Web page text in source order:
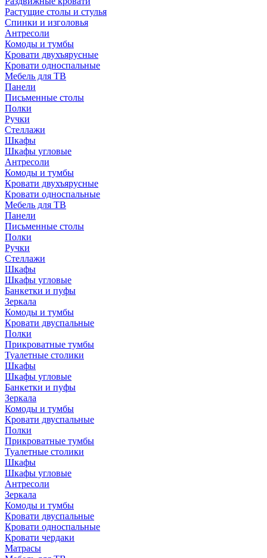
Растущие столы и стулья
Спинки и изголовья
Антресоли
Комоды и тумбы
Кровати двухъярусные
Кровати односпальные
Мебель для ТВ
Панели
Письменные столы
Полки
Ручки
Стеллажи
Шкафы
Шкафы угловые
Антресоли
Комоды и тумбы
Кровати двухъярусные
Кровати односпальные
Мебель для ТВ
Панели
Письменные столы
Полки
Ручки
Стеллажи
Шкафы
Шкафы угловые
Банкетки и пуфы
Зеркала
Комоды и тумбы
Кровати двуспальные
Полки
Прикроватные тумбы
Туалетные столики
Шкафы
Шкафы угловые
Банкетки и пуфы
Зеркала
Комоды и тумбы
Кровати двуспальные
Полки
Прикроватные тумбы
Туалетные столики
Шкафы
Шкафы угловые
Антресоли
Зеркала
Комоды и тумбы
Кровати двуспальные
Кровати односпальные
Кровати чердаки
Матрасы